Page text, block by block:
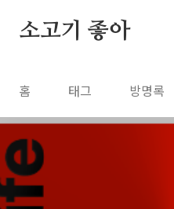
소고기 좋아
홈 태그 방명록